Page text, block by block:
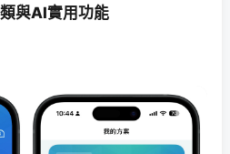
與AI實用功能